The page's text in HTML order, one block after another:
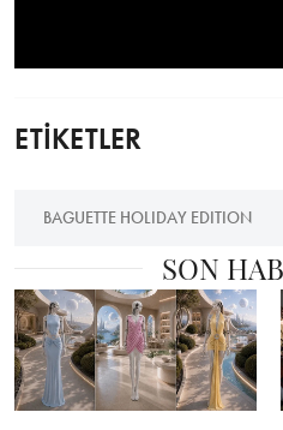
ETİKETLER
BAGUETTE HOLIDAY EDITION
SON